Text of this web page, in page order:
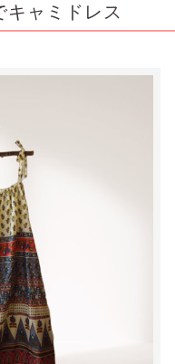
ャミドレス